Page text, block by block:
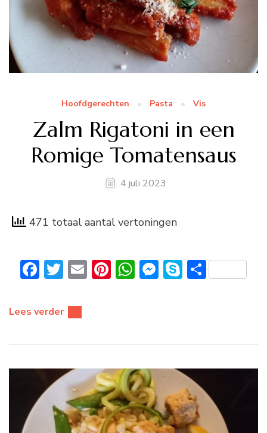
Hoofdgerechten Pasta Vis
Zalm Rigatoni in een
Romige Tomatensaus
4 juli 2023
471 totaal aantal vertoningen
Facebook
Twitter
EmailPinterest
WhatsApp
Messenger
Skype
Delen
Lees verder